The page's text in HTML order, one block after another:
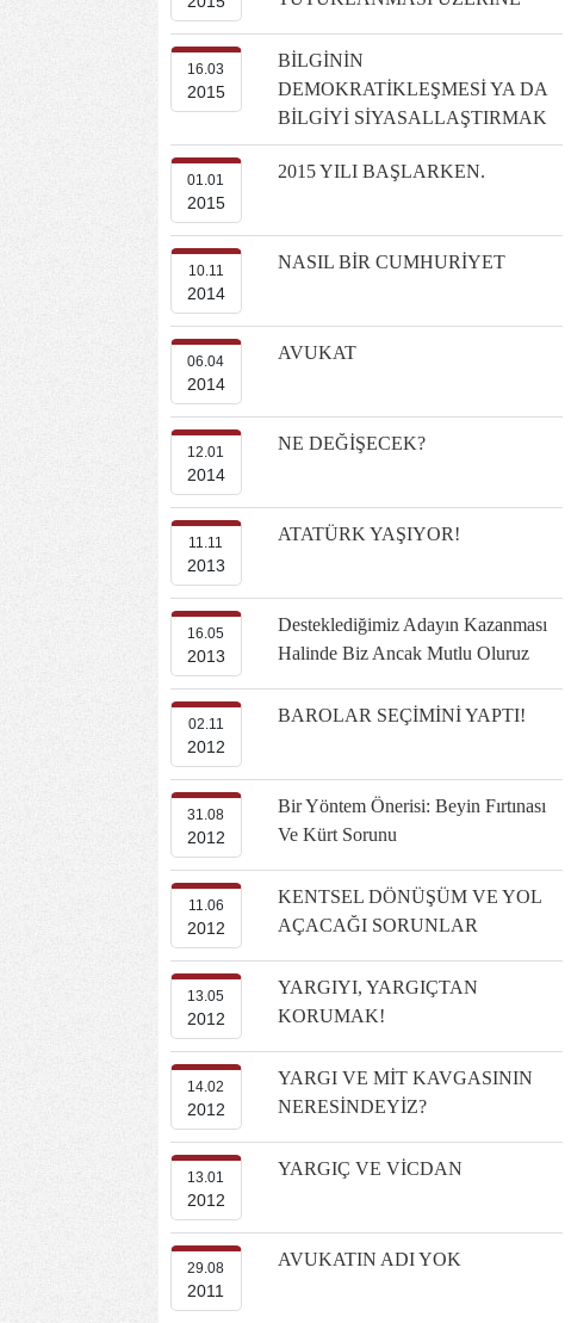
16.03
2015
BİLGİNİN
DEMOKRATİKLEŞMESİ YA DA
BİLGİYİ SİYASALLAŞTIRMAK
01.01
2015
2015 YILI BAŞLARKEN.
10.11
2014
NASIL BİR CUMHURİYET
06.04
2014
AVUKAT
12.01
2014
NE DEĞİŞECEK?
11.11
2013
ATATÜRK YAŞIYOR!
16.05
2013
Desteklediğimiz Adayın Kazanması
Halinde Biz Ancak Mutlu Oluruz
02.11
2012
BAROLAR SEÇİMİNİ YAPTI!
31.08
2012
Bir Yöntem Önerisi: Beyin Fırtınası
Ve Kürt Sorunu
11.06
2012
KENTSEL DÖNÜŞÜM VE YOL
AÇACAĞI SORUNLAR
13.05
2012
YARGIYI, YARGIÇTAN
KORUMAK!
14.02
2012
YARGI VE MİT KAVGASININ
NERESİNDEYİZ?
13.01
2012
YARGIÇ VE VİCDAN
29.08
2011
AVUKATIN ADI YOK